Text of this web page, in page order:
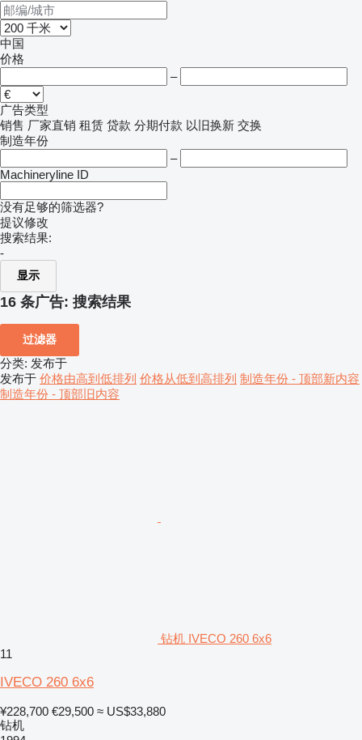
中国
价格
–
广告类型
销售 厂家直销 租赁 贷款 分期付款 以旧换新 交换
制造年份
–
Machineryline ID
没有足够的筛选器?
提议修改
搜索结果:
-
显示
16 条广告: 搜索结果
过滤器
分类: 发布于
发布于 价格由高到低排列 价格从低到高排列 制造年份 - 顶部新内容
制造年份 - 顶部旧内容
钻机 IVECO 260 6x6
11
IVECO 260 6x6
¥228,700 €29,500 ≈ US$33,880
钻机